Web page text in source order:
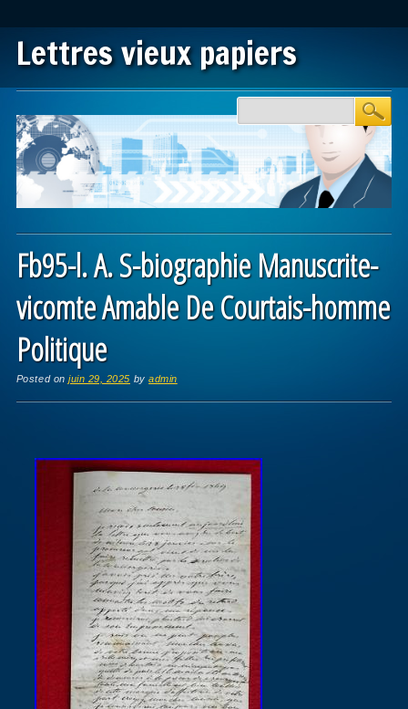
Lettres vieux papiers
Main menu
Fb95-l. A. S-biographie Manuscrite-
vicomte Amable De Courtais-homme
Politique
Posted onjuin 29, 2025 byadmin